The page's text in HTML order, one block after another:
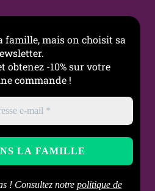
famille, mais on choisit sa
obtenez -10% sur votre
commande !
! Consultez notre politique de